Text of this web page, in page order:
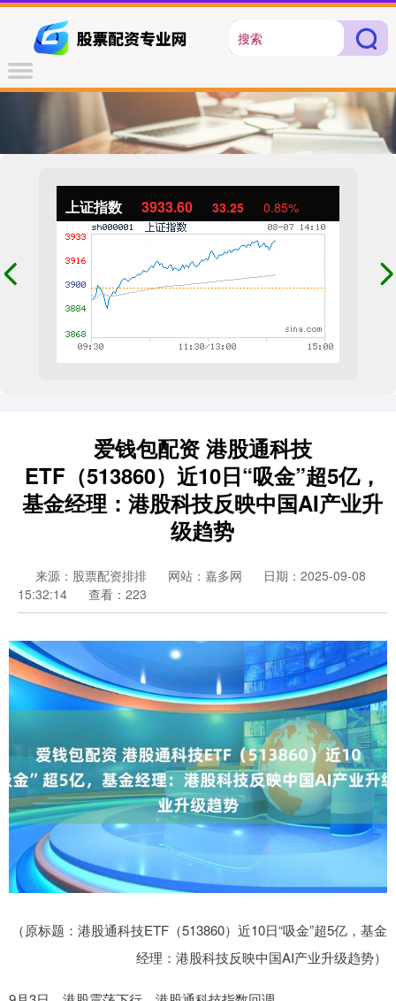
上证指数 3933.60 33.25 0.85%
爱钱包配资 港股通科技
ETF（513860）近10日“吸金”超5亿，
基金经理：港股科技反映中国AI产业升
级趋势
来源：股票配资排排 网站：嘉多网
日期：2025-09-08
15:32:14
查看：223
（原标题：港股通科技ETF（513860）近10日“吸金”超5亿，基金
经理：港股科技反映中国AI产业升级趋势）